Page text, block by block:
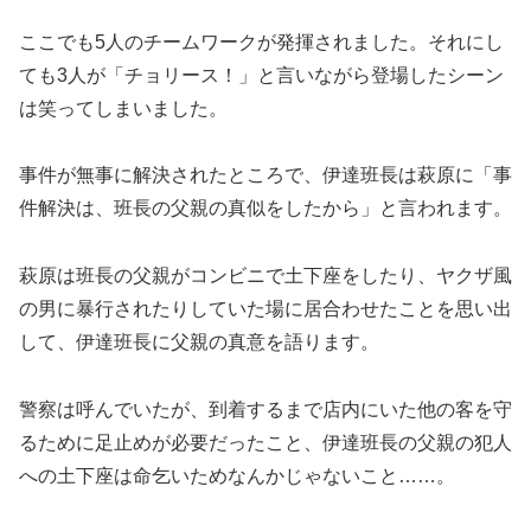
ここでも5人のチームワークが発揮されました。それにし
ても3人が「チョリース！」と言いながら登場したシーン
は笑ってしまいました。
事件が無事に解決されたところで、伊達班長は萩原に「事
件解決は、班長の父親の真似をしたから」と言われます。
萩原は班長の父親がコンビニで土下座をしたり、ヤクザ風
の男に暴行されたりしていた場に居合わせたことを思い出
して、伊達班長に父親の真意を語ります。
警察は呼んでいたが、到着するまで店内にいた他の客を守
るために足止めが必要だったこと、伊達班長の父親の犯人
への土下座は命乞いためなんかじゃないこと……。